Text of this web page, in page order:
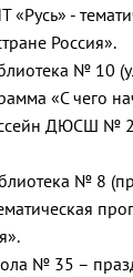
«Русь» -
Россия».
№ 10
«С чего
ДЮСШ № 2
№ 8
№ 35 –